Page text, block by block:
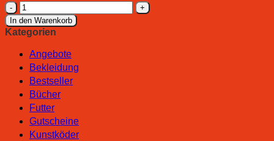
Dam
Madcat
Rutenauflage
Sand
Spike
Automatic
Gate
Menge
In den Warenkorb
Kategorien
Angebote
Bekleidung
Bestseller
Bücher
Futter
Gutscheine
Kunstköder